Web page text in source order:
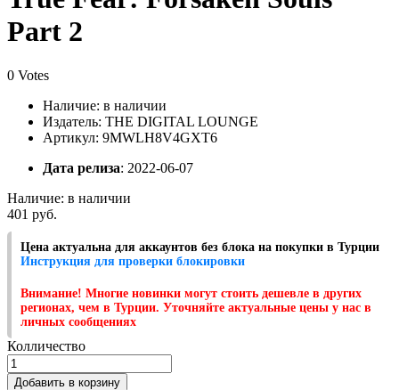
Part 2
0 Votes
Наличие: в наличии
Издатель: THE DIGITAL LOUNGE
Артикул: 9MWLH8V4GXT6
Дата релиза: 2022-06-07
Наличие: в наличии
401 руб.
Цена актуальна для аккаунтов без блока на покупки в Турции
Инструкция для проверки блокировки
Внимание! Многие новинки могут стоить дешевле в других
регионах, чем в Турции. Уточняйте актуальные цены у нас в
личных сообщениях
Колличество
Добавить в корзину